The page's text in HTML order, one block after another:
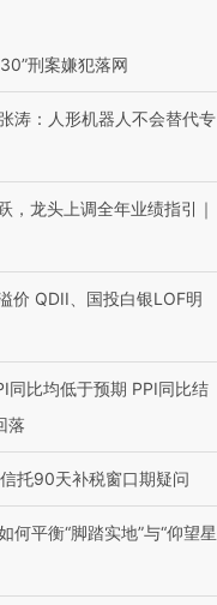
刑案嫌犯落网
涛：人形机器人不会替代专
，龙头上调全年业绩指引｜
价 QDII、国投白银LOF明
同比均低于预期 PPI同比结
落
托90天补税窗口期疑问
何平衡“脚踏实地”与“仰望星